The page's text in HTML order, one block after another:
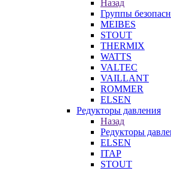
Назад
Группы
MEIBES
STOUT
THERMIX
WATTS
VALTEC
VAILLANT
ROMMER
ELSEN
Редукторы давления
Назад
Редукторы
ELSEN
ITAP
STOUT